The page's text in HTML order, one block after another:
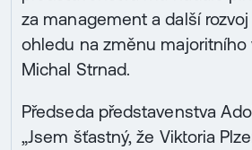
za management a další
ohledu na změnu majoritního
Michal Strnad.
Předseda představenstva
„Jsem šťastný, že Viktoria